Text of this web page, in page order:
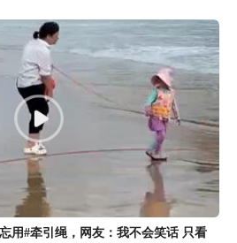
#牵引绳，网友：我不会笑话 只看